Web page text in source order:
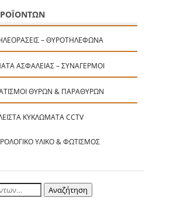
– ΘΥΡΟΤΗΛΈΦΩΝΑ
ΑΣΦΑΛΕΊΑΣ – ΣΥΝΑΓΕΡΜΟΊ
ΘΥΡΏΝ & ΠΑΡΑΘΎΡΩΝ
ΚΥΚΛΏΜΑΤΑ CCTV
ΥΛΙΚΌ & ΦΩΤΙΣΜΌΣ
Αναζήτηση